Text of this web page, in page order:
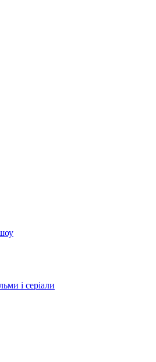
і серіали